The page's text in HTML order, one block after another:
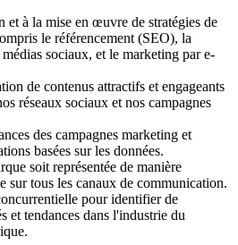
et à la mise en œuvre de stratégies de
le référencement (SEO), la
sociaux, et le marketing par e-
de contenus attractifs et engageants
réseaux sociaux et nos campagnes
des campagnes marketing et
basées sur les données.
soit représentée de manière
sur tous les canaux de communication.
pour identifier de
et tendances dans l'industrie du